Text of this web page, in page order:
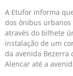
A Etufor informa
dos ônibus
através do bilhete
instalação de um
da avenida Bezerra
Alencar até a